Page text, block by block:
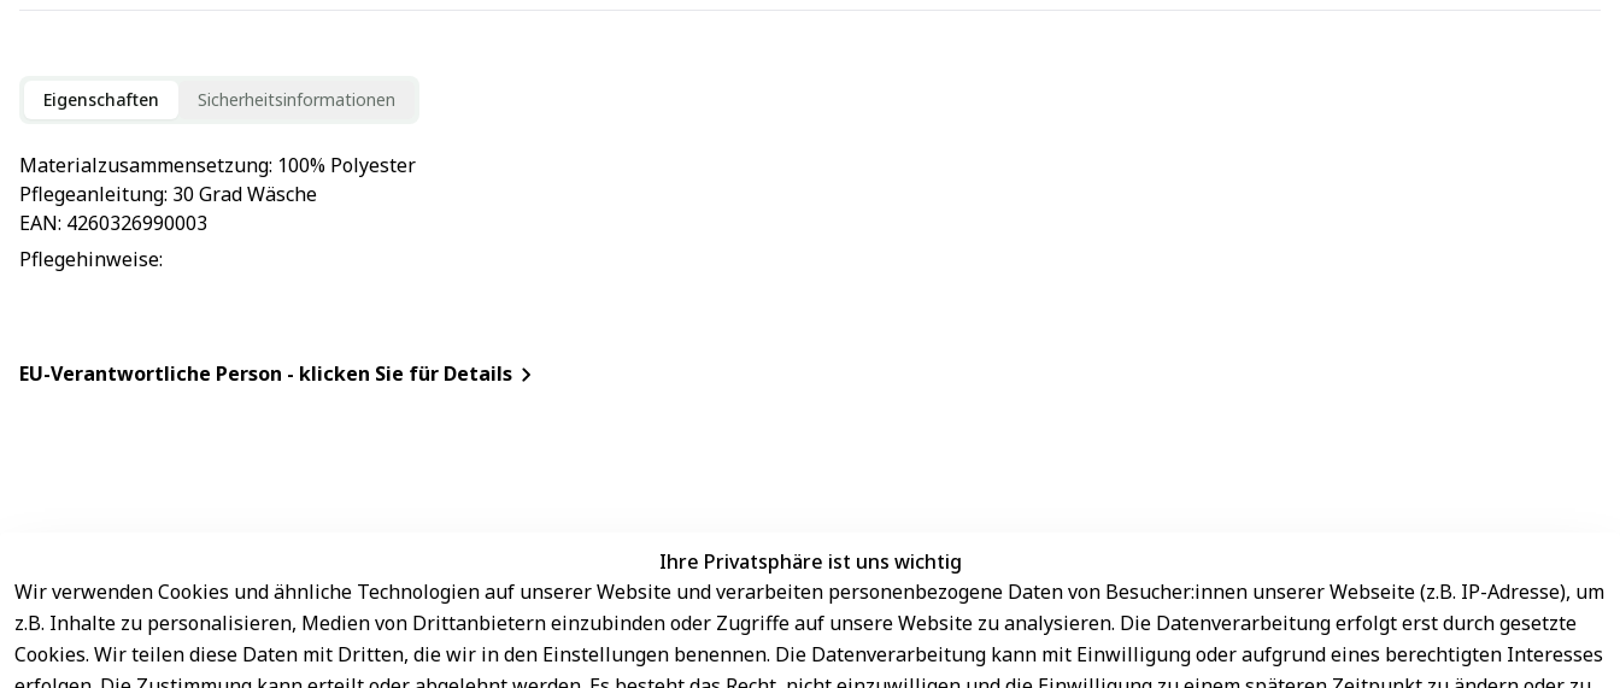
Eigenschaften Sicherheitsinformationen
Materialzusammensetzung: 100% Polyester
Pflegeanleitung: 30 Grad Wäsche
EAN: 4260326990003
Pflegehinweise:
EU-Verantwortliche Person - klicken Sie für Details
Ihre Privatsphäre ist uns wichtig
Wir verwenden Cookies und ähnliche Technologien auf unserer Website und verarbeiten personenbezogene Daten von Besucher:innen unserer Webseite (z.B. IP-Adresse), um
z.B. Inhalte zu personalisieren, Medien von Drittanbietern einzubinden oder Zugriffe auf unsere Website zu analysieren. Die Datenverarbeitung erfolgt erst durch gesetzte
Cookies. Wir teilen diese Daten mit Dritten, die wir in den Einstellungen benennen. Die Datenverarbeitung kann mit Einwilligung oder aufgrund eines berechtigten Interesses
Rechtliches
AGB
Service
Kontakt
Sichere Zahlungsarten